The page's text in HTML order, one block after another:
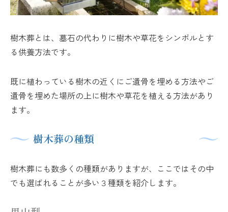
樹木葬とは、墓石の代わりに樹木や草花をシンボルとす
る供養方法です。
既に植わっている樹木の近くにご遺骨を埋める方法やご
遺骨を埋めた場所の上に樹木や草花を植える方法があり
ます。
樹木葬の種類
樹木葬にも数多くの種類がありますが、ここではその中
でも選ばれることが多い３種類を紹介します。